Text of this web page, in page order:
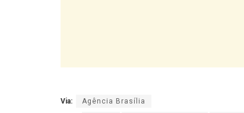
Via: Agência Brasília